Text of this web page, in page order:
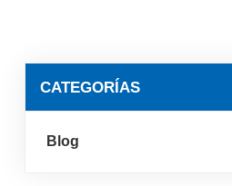
CATEGORÍAS
Blog